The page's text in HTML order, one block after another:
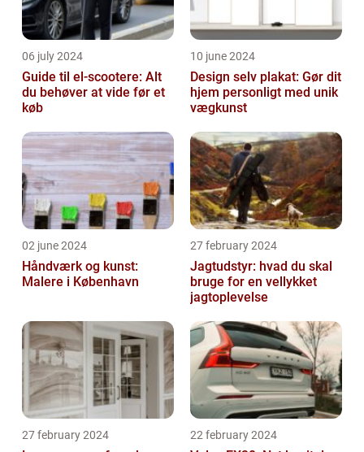
06 july 2024
Guide til el-scootere: Alt
du behøver at vide før et
køb
10 june 2024
Design selv plakat: Gør dit
hjem personligt med unik
vægkunst
02 june 2024
Håndværk og kunst:
Malere i København
27 february 2024
Jagtudstyr: hvad du skal
bruge for en vellykket
jagtoplevelse
27 february 2024 22 february 2024